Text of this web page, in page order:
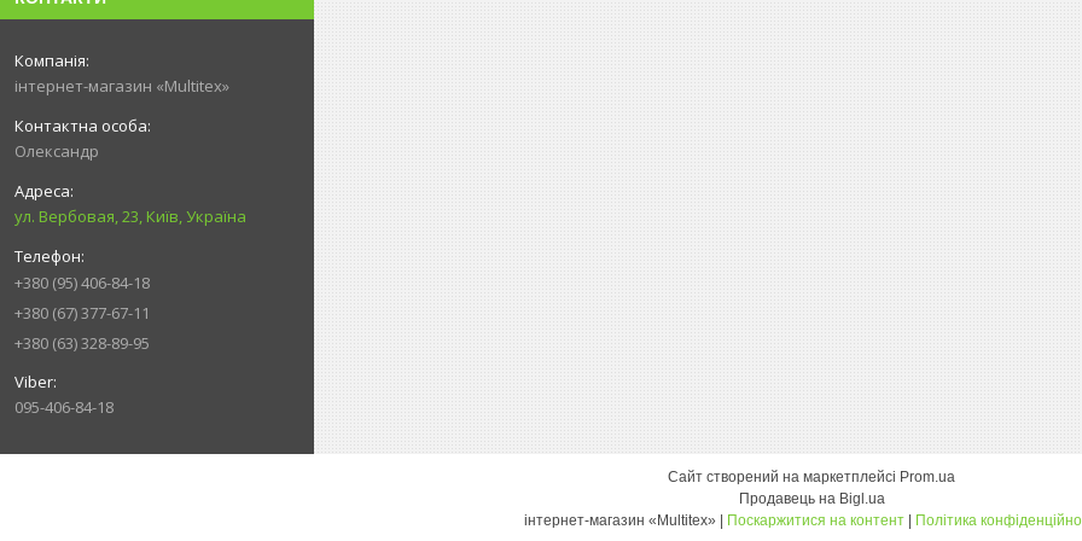
інтернет-магазин «Multitex»
Олександр
ул. Вербовая, 23, Київ, Україна
+380 (95) 406-84-18
+380 (67) 377-67-11
+380 (63) 328-89-95
095-406-84-18
Сайт створений на маркетплейсі Prom.ua
Продавець на Bigl.ua
Поскаржитися на контент Політика